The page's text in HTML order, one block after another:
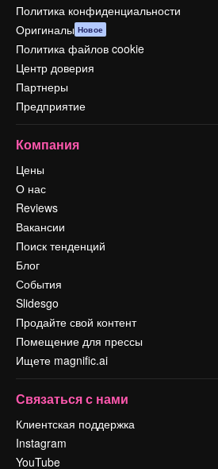
Политика конфиденциальности
Оригиналы Новое
Политика файлов cookie
Центр доверия
Партнеры
Предприятие
Компания
Цены
О нас
Reviews
Вакансии
Поиск тенденций
Блог
События
Slidesgo
Продайте свой контент
Помещение для прессы
Ищете magnific.ai
Связаться с нами
Клиентская поддержка
Instagram
YouTube